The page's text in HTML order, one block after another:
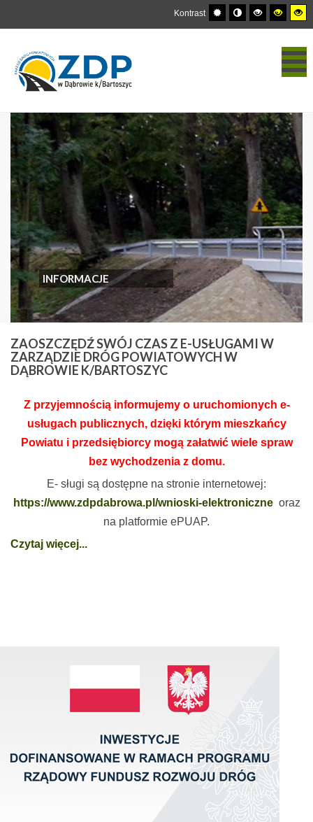
Kontrast
INFORMACJE
ZAOSZCZĘDŹSWÓJ CZAS Z E-USŁUGAMI W
ZARZĄDZIE DRÓG POWIATOWYCH W
DĄBROWIE K/BARTOSZYC
Z przyjemnością informujemy o uruchomionych e-
usługach publicznych, dzięki którym mieszkańcy
Powiatu i przedsiębiorcy mogą załatwić wiele spraw
bez wychodzenia z domu.
E- sługi są dostępne na stronie internetowej:
https://www.zdpdabrowa.pl/wnioski-elektroniczne oraz
na platformie ePUAP.
Czytaj więcej...